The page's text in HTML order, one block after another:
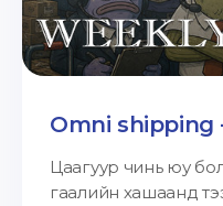
Omni shipping
Цаагуур чинь юу
гаалийн хашаанд